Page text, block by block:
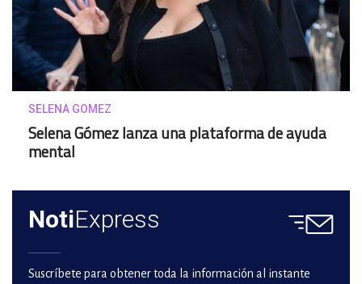
SELENA GOMEZ
Selena Gómez lanza una plataforma de ayuda
mental
NotiExpress
Suscríbete para obtener toda la información al instante